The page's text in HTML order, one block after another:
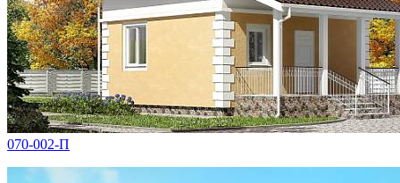
070-002-П